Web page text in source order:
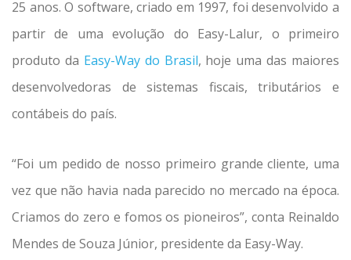
25 anos. O software, criado em 1997, foi desenvolvido a
partir de uma evolução do Easy-Lalur, o primeiro
produto da Easy-Way do Brasil, hoje uma das maiores
desenvolvedoras de sistemas fiscais, tributários e
contábeis do país.
“Foi um pedido de nosso primeiro grande cliente, uma
vez que não havia nada parecido no mercado na época.
Criamos do zero e fomos os pioneiros”, conta Reinaldo
Mendes de Souza Júnior, presidente da Easy-Way.